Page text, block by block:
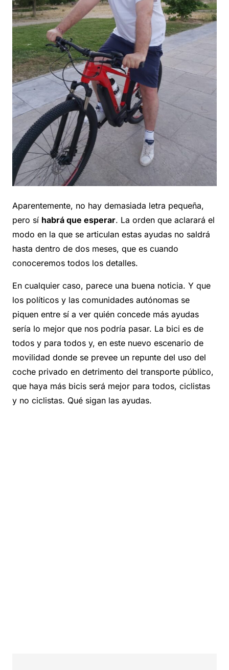
Aparentemente, no hay demasiada letra pequeña,
pero sí habrá que esperar. La orden que aclarará el
modo en la que se articulan estas ayudas no saldrá
hasta dentro de dos meses, que es cuando
conoceremos todos los detalles.
En cualquier caso, parece una buena noticia. Y que
los políticos y las comunidades autónomas se
piquen entre sí a ver quién concede más ayudas
sería lo mejor que nos podría pasar. La bici es de
todos y para todos y, en este nuevo escenario de
movilidad donde se prevee un repunte del uso del
coche privado en detrimento del transporte público,
que haya más bicis será mejor para todos, ciclistas
y no ciclistas. Qué sigan las ayudas.